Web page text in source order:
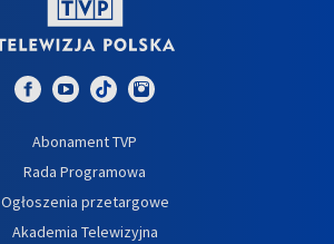
Abonament TVP
Rada Programowa
Ogłoszenia przetargowe
Akademia Telewizyjna